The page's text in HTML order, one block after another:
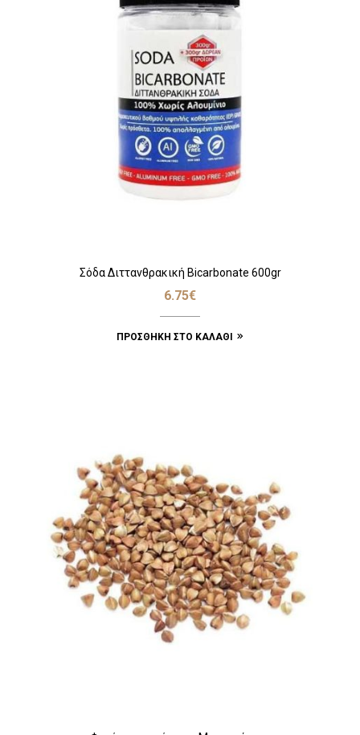
Σόδα Διττανθρακική Bicarbonate 600gr
6.75€
ΠΡΟΣΘΉΚΗ ΣΤΟ ΚΑΛΆΘΙ